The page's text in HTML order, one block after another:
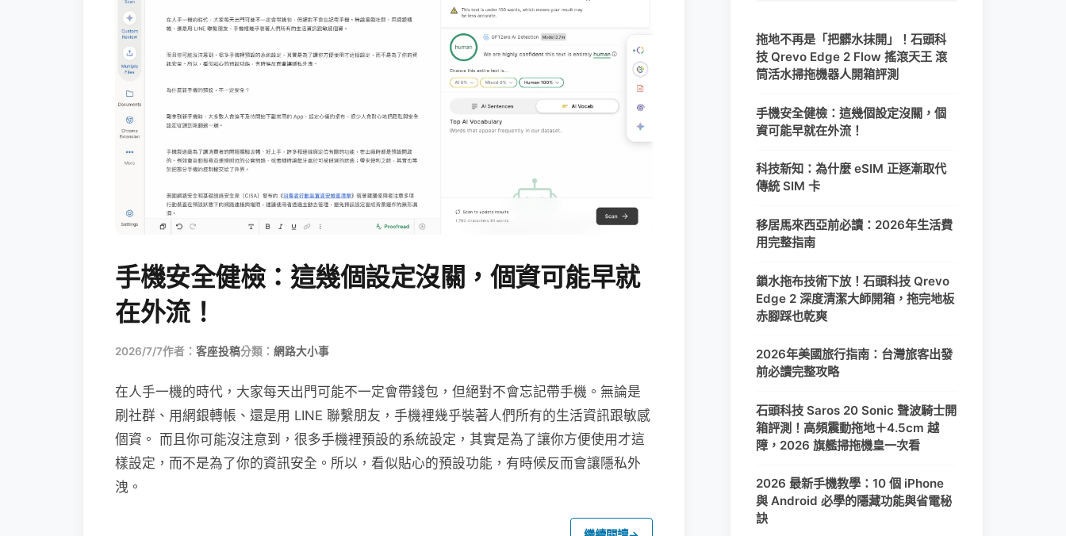
手機安全健檢：這幾個設定沒關，個資可能早就
在外流！
2026/7/7作者： 客座投稿分類： 網路大小事
在人手一機的時代，大家每天出門可能不一定會帶錢包，但絕對不會忘記帶手機。無論是
刷社群、用網銀轉帳、還是用 LINE 聯繫朋友，手機裡幾乎裝著人們所有的生活資訊跟敏感
個資。 而且你可能沒注意到，很多手機裡預設的系統設定，其實是為了讓你方便使用才這
樣設定，而不是為了你的資訊安全。所以，看似貼心的預設功能，有時候反而會讓隱私外
洩。
拖地不再是「把髒水抹開」！石頭科
技 Qrevo Edge 2 Flow 搖滾天王 滾
筒活水掃拖機器人開箱評測
手機安全健檢：這幾個設定沒關，個
資可能早就在外流！
科技新知：為什麼 eSIM 正逐漸取代
傳統 SIM 卡
移居馬來西亞前必讀：2026年生活費
用完整指南
鎖水拖布技術下放！石頭科技 Qrevo
Edge 2 深度清潔大師開箱，拖完地板
赤腳踩也乾爽
2026年美國旅行指南：台灣旅客出發
前必讀完整攻略
石頭科技 Saros 20 Sonic 聲波騎士開
箱評測！高頻震動拖地＋4.5cm 越
障，2026 旗艦掃拖機皇一次看
2026 最新手機教學：10 個 iPhone
與 Android 必學的隱藏功能與省電秘
訣